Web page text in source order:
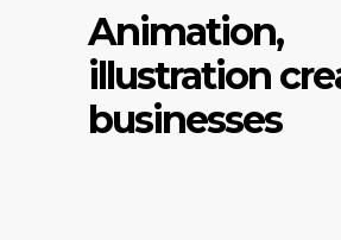
Animation,
illustration
businesses